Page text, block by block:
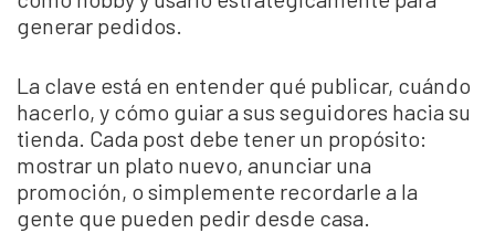
generar pedidos.
La clave está en entender qué publicar, cuándo
hacerlo, y cómo guiar a sus seguidores hacia su
tienda. Cada post debe tener un propósito:
mostrar un plato nuevo, anunciar una
promoción, o simplemente recordarle a la
gente que pueden pedir desde casa.